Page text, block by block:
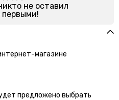
не оставил
первыми!
магазине
предложено выбрать